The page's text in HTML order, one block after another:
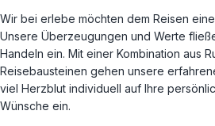
Wir bei erlebe möchten dem Reisen
Unsere Überzeugungen und Werte
Handeln ein. Mit einer Kombination aus
Reisebausteinen gehen unsere
viel Herzblut individuell auf Ihre
Wünsche ein.